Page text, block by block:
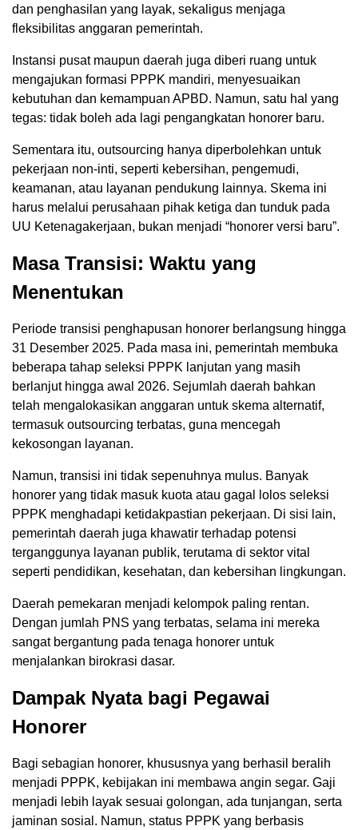
dan penghasilan yang layak, sekaligus menjaga
fleksibilitas anggaran pemerintah.
Instansi pusat maupun daerah juga diberi ruang untuk
mengajukan formasi PPPK mandiri, menyesuaikan
kebutuhan dan kemampuan APBD. Namun, satu hal yang
tegas: tidak boleh ada lagi pengangkatan honorer baru.
Sementara itu, outsourcing hanya diperbolehkan untuk
pekerjaan non-inti, seperti kebersihan, pengemudi,
keamanan, atau layanan pendukung lainnya. Skema ini
harus melalui perusahaan pihak ketiga dan tunduk pada
UU Ketenagakerjaan, bukan menjadi “honorer versi baru”.
Masa Transisi: Waktu yang
Menentukan
Periode transisi penghapusan honorer berlangsung hingga
31 Desember 2025. Pada masa ini, pemerintah membuka
beberapa tahap seleksi PPPK lanjutan yang masih
berlanjut hingga awal 2026. Sejumlah daerah bahkan
telah mengalokasikan anggaran untuk skema alternatif,
termasuk outsourcing terbatas, guna mencegah
kekosongan layanan.
Namun, transisi ini tidak sepenuhnya mulus. Banyak
honorer yang tidak masuk kuota atau gagal lolos seleksi
PPPK menghadapi ketidakpastian pekerjaan. Di sisi lain,
pemerintah daerah juga khawatir terhadap potensi
terganggunya layanan publik, terutama di sektor vital
seperti pendidikan, kesehatan, dan kebersihan lingkungan.
Daerah pemekaran menjadi kelompok paling rentan.
Dengan jumlah PNS yang terbatas, selama ini mereka
sangat bergantung pada tenaga honorer untuk
menjalankan birokrasi dasar.
Dampak Nyata bagi Pegawai
Honorer
Bagi sebagian honorer, khususnya yang berhasil beralih
menjadi PPPK, kebijakan ini membawa angin segar. Gaji
menjadi lebih layak sesuai golongan, ada tunjangan, serta
jaminan sosial. Namun, status PPPK yang berbasis